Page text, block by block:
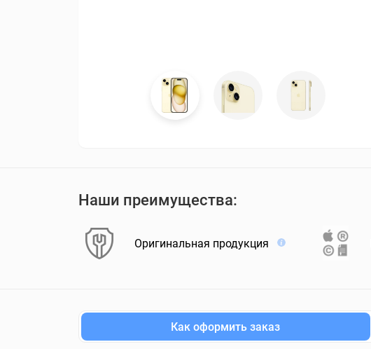
Наши преимущества:
Оригинальная продукция
Как оформить заказ